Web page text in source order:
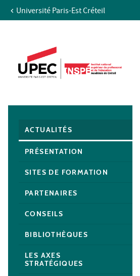
Aller au contenu
Recherche
Navigation secondaire
Université Paris-Est Créteil
ACTUALITÉS
PRÉSENTATION
SITES DE FORMATION
PARTENAIRES
CONSEILS
BIBLIOTHÈQUES
LES AXES
STRATÉGIQUES